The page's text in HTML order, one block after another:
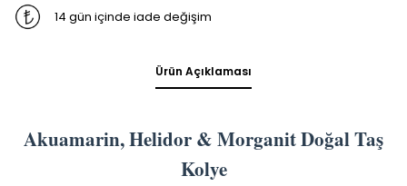
14 gün içinde iade değişim
Ürün Açıklaması
Akuamarin, Helidor & Morganit Doğal Taş
Kolye